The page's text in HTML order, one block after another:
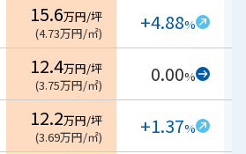
15.6万円/坪
(4.73万円/㎡) +4.88%
12.4万円/坪
(3.75万円/㎡) 0.00%
12.2万円/坪
(3.69万円/㎡) +1.37%